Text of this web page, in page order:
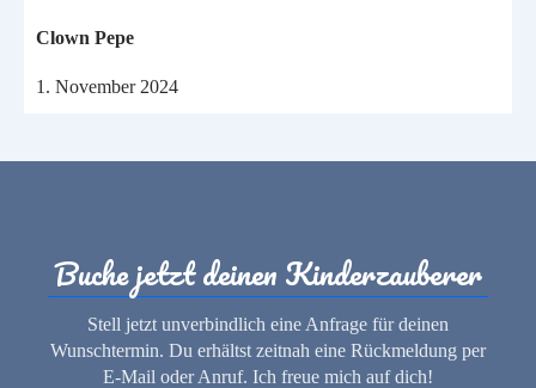
Clown Pepe
1. November 2024
Buche jetzt deinen Kinderzauberer
Stell jetzt unverbindlich eine Anfrage für deinen
Wunschtermin. Du erhältst zeitnah eine Rückmeldung per
E-Mail oder Anruf. Ich freue mich auf dich!